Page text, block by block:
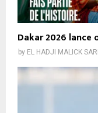
Dakar 2026
by EL HADJI MALICK